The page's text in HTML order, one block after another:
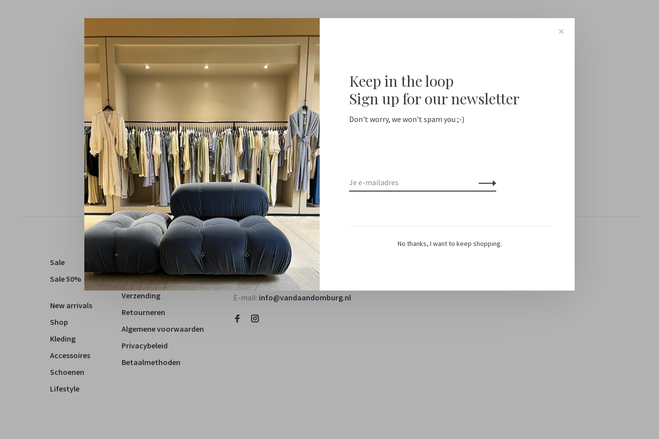
Geen producten gevonden!...
Sale
Sale 50%
New arrivals
Shop
Kleding
Accessoires
Schoenen
Lifestyle
Over ons
Contact
Verzending
Retourneren
Algemene voorwaarden
Privacybeleid
Betaalmethoden
Questions? Contact us!
Telefoon:+31118580018
E-mail: info@vandaandomburg.nl
✕
Keep in the loop
Sign up for our newsletter
Don't worry, we won't spam you ;-)
No thanks, I want to keep shopping.